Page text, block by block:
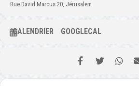
Rue David Marcus 20, Jérusalem
CALENDRIER GOOGLECAL